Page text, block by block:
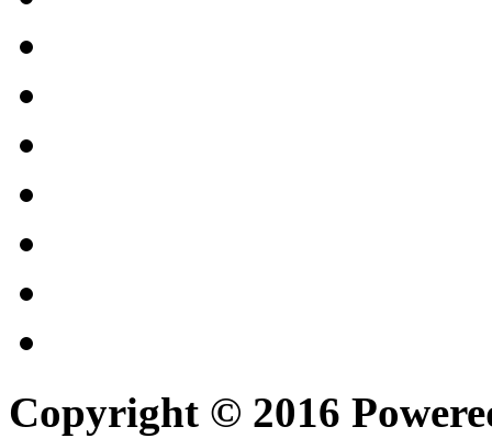
Copyright © 2016